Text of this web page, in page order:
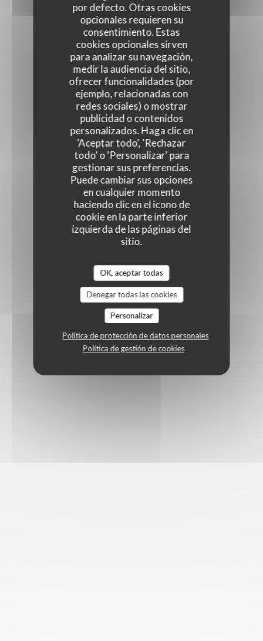
por defecto. Otras cookies
opcionales requieren su
consentimiento. Estas
cookies opcionales sirven
para analizar su navegación,
medir la audiencia del sitio,
ofrecer funcionalidades (por
ejemplo, relacionadas con
redes sociales) o mostrar
publicidad o contenidos
personalizados. Haga clic en
'Aceptar todo', 'Rechazar
todo' o 'Personalizar' para
gestionar sus preferencias.
Puede cambiar sus opciones
en cualquier momento
haciendo clic en el icono de
cookie en la parte inferior
izquierda de las páginas del
sitio.
OK, aceptar todas
Denegar todas las cookies
Personalizar
Política de protección de datos personales
Política de gestión de cookies